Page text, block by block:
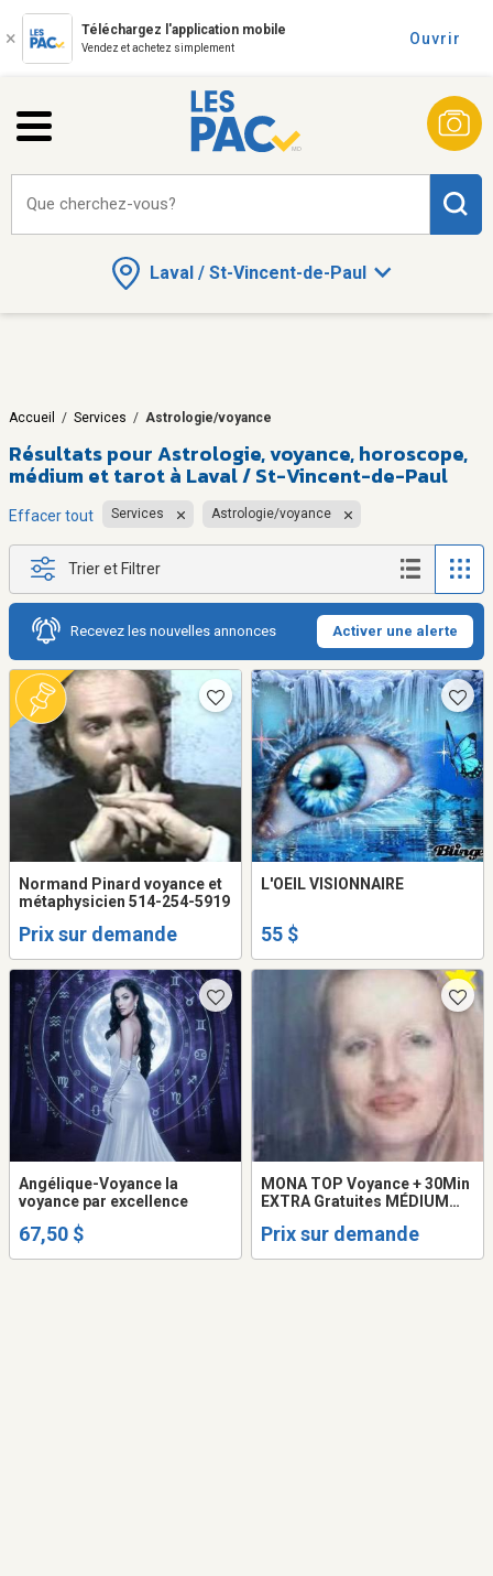
Téléchargez l'application mobile
Vendez et achetez simplement
Ouvrir
Laval / St-Vincent-de-Paul
Que cherchez-vous?
Accueil / Services / Astrologie/voyance
Résultats pourAstrologie, voyance, horoscope,
médium et tarot à Laval / St-Vincent-de-Paul
Effacer tout Services Astrologie/voyance
Trier et Filtrer
Recevez les nouvelles annonces Activer une alerte
Normand Pinard voyance et
métaphysicien 514-254-5919
Prix sur demande
L'OEIL VISIONNAIRE
55 $
Angélique-Voyance la
voyance par excellence
67,50 $
MONA TOP Voyance + 30Min
EXTRA Gratuites MÉDIUM
6662 TAROT LOVE Psychic
Prix sur demande